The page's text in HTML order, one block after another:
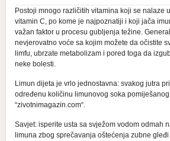
Postoji mnogo različitih vitamina koji se nalaze
vitamin C, po kome je najpoznatiji i koji jača
važan faktor u procesu gubljenja težine.
nevjerovatno voće sa kojim možete da očistite
limfu, ubrzate metabolizam i pored toga da
neke bolesti.
Limun dijeta je vrlo jednostavna: svakog jutra
određenu količinu limunovog soka
“zivotnimagazin.com“.
Savjet: isperite usta sa svježom vodom odmah
limuna zbog sprečavanja oštećenja zubne